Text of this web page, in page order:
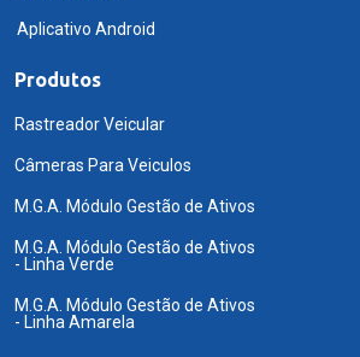
Aplicativo Android
Produtos
Rastreador Veicular
Câmeras Para Veiculos
M.G.A. Módulo Gestão de Ativos
M.G.A. Módulo Gestão de Ativos
- Linha Verde
M.G.A. Módulo Gestão de Ativos
- Linha Amarela